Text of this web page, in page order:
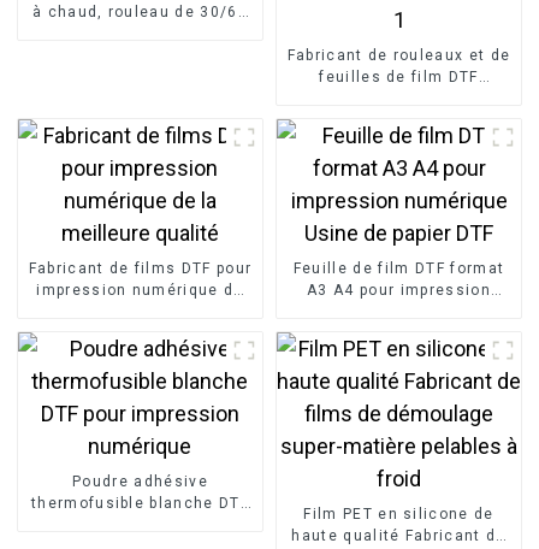
à chaud, rouleau de 30/60
Fabricant de rouleaux et de
feuilles de film DTF
numérique Fabricant de
films PET 39 cm x 54 cm-1
Fabricant de films DTF pour
impression numérique de
Feuille de film DTF format
A3 A4 pour impression
Poudre adhésive
thermofusible blanche DTF
Film PET en silicone de
haute qualité Fabricant de